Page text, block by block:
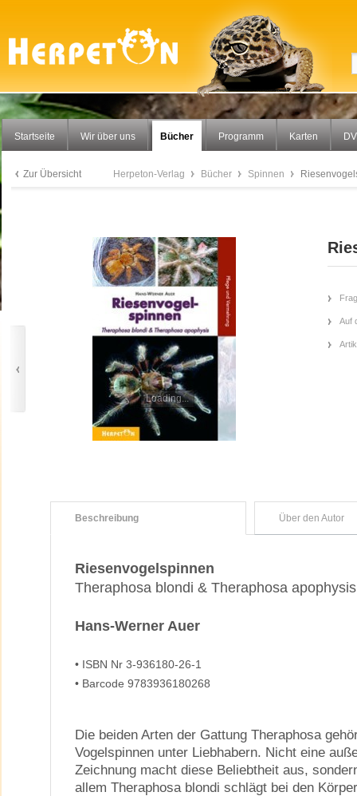
Startseite Wir über uns Bücher Programm Karten
Zur Übersicht Herpeton-Verlag Bücher Spinnen
Loading...
Auf
Beschreibung Über den Autor
Riesenvogelspinnen
Theraphosa blondi & Theraphosa apophysis
Hans-Werner Auer
• ISBN Nr 3-936180-26-1
• Barcode 9783936180268
Die beiden Arten der Gattung Theraphosa
Vogelspinnen unter Liebhabern. Nicht eine
Zeichnung macht diese Beliebtheit aus,
allem Theraphosa blondi schlägt bei den